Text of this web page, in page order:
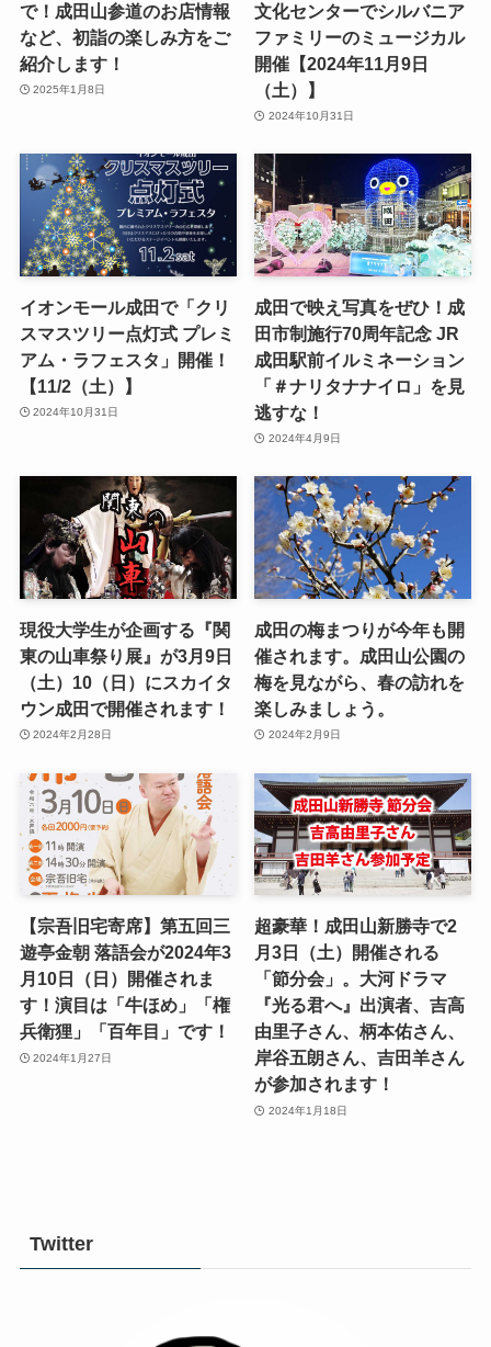
で！成田山参道のお店情報
など、初詣の楽しみ方をご
紹介します！
2025年1月8日
文化センターでシルバニア
ファミリーのミュージカル
開催【2024年11月9日
（土）】
2024年10月31日
イオンモール成田で「クリ
スマスツリー点灯式 プレミ
アム・ラフェスタ」開催！
【11/2（土）】
2024年10月31日
成田で映え写真をぜひ！成
田市制施行70周年記念 JR
成田駅前イルミネーション
「＃ナリタナナイロ」を見
逃すな！
2024年4月9日
現役大学生が企画する『関
東の山車祭り展』が3月9日
（土）10（日）にスカイタ
ウン成田で開催されます！
2024年2月28日
成田の梅まつりが今年も開
催されます。成田山公園の
梅を見ながら、春の訪れを
楽しみましょう。
2024年2月9日
【宗吾旧宅寄席】第五回三
遊亭金朝 落語会が2024年3
月10日（日）開催されま
す！演目は「牛ほめ」「権
兵衛狸」「百年目」です！
2024年1月27日
超豪華！成田山新勝寺で2
月3日（土）開催される
「節分会」。大河ドラマ
『光る君へ』出演者、吉高
由里子さん、柄本佑さん、
岸谷五朗さん、吉田羊さん
が参加されます！
2024年1月18日
Twitter